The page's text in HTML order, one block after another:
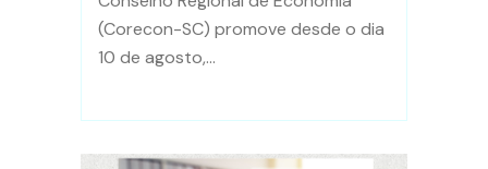
(Corecon-SC) promove desde o dia
10 de agosto,...